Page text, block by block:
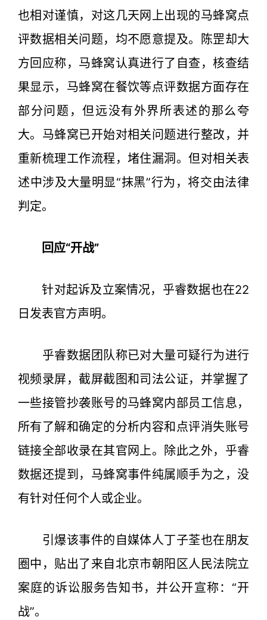
也相对谨慎，对这几天网上出现的马蜂窝点
评数据相关问题，均不愿意提及。陈罡却大
方回应称，马蜂窝认真进行了自查，核查结
果显示，马蜂窝在餐饮等点评数据方面存在
部分问题，但远没有外界所表述的那么夸
大。马蜂窝已开始对相关问题进行整改，并
重新梳理工作流程，堵住漏洞。但对相关表
述中涉及大量明显“抹黑”行为，将交由法律
判定。
回应“开战”
针对起诉及立案情况，乎睿数据也在22
日发表官方声明。
乎睿数据团队称已对大量可疑行为进行
视频录屏，截屏截图和司法公证，并掌握了
一些接管抄袭账号的马蜂窝内部员工信息，
所有了解和确定的分析内容和点评消失账号
链接全部收录在其官网上。除此之外，乎睿
数据还提到，马蜂窝事件纯属顺手为之，没
有针对任何个人或企业。
引爆该事件的自媒体人丁子荃也在朋友
圈中，贴出了来自北京市朝阳区人民法院立
案庭的诉讼服务告知书，并公开宣称：“开
战”。